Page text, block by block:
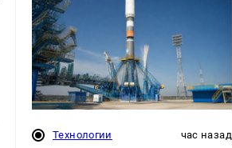
Технологии час назад